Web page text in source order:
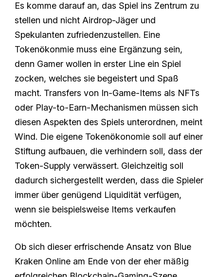
Es komme darauf an, das Spiel ins Zentrum zu
stellen und nicht Airdrop-Jäger und
Spekulanten zufriedenzustellen. Eine
Tokenökonmie muss eine Ergänzung sein,
denn Gamer wollen in erster Line ein Spiel
zocken, welches sie begeistert und Spaß
macht. Transfers von In-Game-Items als NFTs
oder Play-to-Earn-Mechanismen müssen sich
diesen Aspekten des Spiels unterordnen, meint
Wind. Die eigene Tokenökonomie soll auf einer
Stiftung aufbauen, die verhindern soll, dass der
Token-Supply verwässert. Gleichzeitig soll
dadurch sichergestellt werden, dass die Spieler
immer über genügend Liquidität verfügen,
wenn sie beispielsweise Items verkaufen
möchten.
Ob sich dieser erfrischende Ansatz von Blue
Kraken Online am Ende von der eher mäßig